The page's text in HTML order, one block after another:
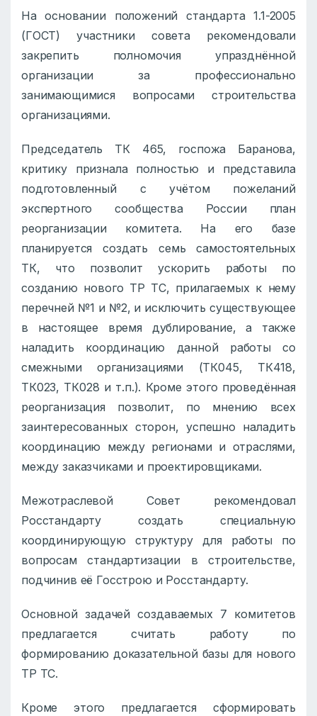
На основании положений стандарта 1.1-2005
(ГОСТ) участники совета рекомендовали
закрепить полномочия упразднённой
организации за профессионально
занимающимися вопросами строительства
организациями.
Председатель ТК 465, госпожа Баранова,
критику признала полностью и представила
подготовленный с учётом пожеланий
экспертного сообщества России план
реорганизации комитета. На его базе
планируется создать семь самостоятельных
ТК, что позволит ускорить работы по
созданию нового ТР ТС, прилагаемых к нему
перечней №1 и №2, и исключить существующее
в настоящее время дублирование, а также
наладить координацию данной работы со
смежными организациями (ТК045, ТК418,
ТК023, ТК028 и т.п.). Кроме этого проведённая
реорганизация позволит, по мнению всех
заинтересованных сторон, успешно наладить
координацию между регионами и отраслями,
между заказчиками и проектировщиками.
Межотраслевой Совет рекомендовал
Росстандарту создать специальную
координирующую структуру для работы по
вопросам стандартизации в строительстве,
подчинив её Госстрою и Росстандарту.
Основной задачей создаваемых 7 комитетов
предлагается считать работу по
формированию доказательной базы для нового
ТР ТС.
Кроме этого предлагается сформировать